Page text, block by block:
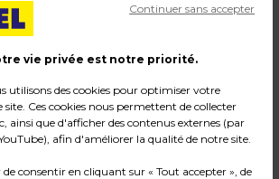
avec barre fil gainé
vie privée est notre priorité.
utilisons des cookies pour optimiser votre
site. Ces cookies nous permettent de collecter
ainsi que d'afficher des contenus externes (par
afin d'améliorer la qualité de notre site.
consentir en cliquant sur « Tout accepter », de
Continuer sans accepter